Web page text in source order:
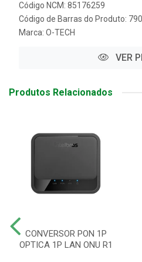
Código NCM: 85176259
Código de Barras do Produto:
Marca: O-TECH
VER
Produtos Relacionados
CONVERSOR PON 1P
OPTICA 1P LAN ONU R1